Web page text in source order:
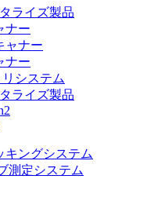
ライズ製品
ナー
ャナー
ナー
システム
ライズ製品
キングシステム
測定システム